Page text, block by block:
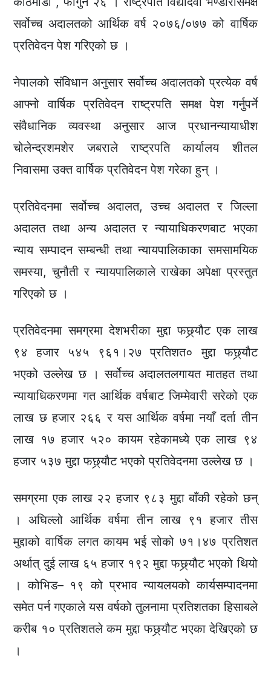
सर्वोच्च अदालतको आर्थिक वर्ष २०७६/०७७ को वार्षिक
प्रतिवेदन पेश गरिएको छ ।
नेपालको संविधान अनुसार सर्वोच्च अदालतको प्रत्येक वर्ष
आफ्नो वार्षिक प्रतिवेदन राष्ट्रपति समक्ष पेश गर्नुपर्ने
संवैधानिक व्यवस्था अनुसार आज प्रधानन्यायाधीश
चोलेन्द्रशमशेर जबराले राष्ट्रपति कार्यालय शीतल
निवासमा उक्त वार्षिक प्रतिवेदन पेश गरेका हुन् ।
प्रतिवेदनमा सर्वोच्च अदालत, उच्च अदालत र जिल्ला
अदालत तथा अन्य अदालत र न्यायाधिकरणबाट भएका
न्याय सम्पादन सम्बन्धी तथा न्यायपालिकाका समसामयिक
समस्या, चुनौती र न्यायपालिकाले राखेका अपेक्षा प्रस्तुत
गरिएको छ ।
प्रतिवेदनमा समग्रमा देशभरीका मुद्दा फछ्र्यौट एक लाख
९४ हजार ५४५ ९६१।२७ प्रतिशत० मुद्दा फछ्र्यौट
भएको उल्लेख छ । सर्वोच्च अदालतलगायत मातहत तथा
न्यायाधिकरणमा गत आर्थिक वर्षबाट जिम्मेवारी सरेको एक
लाख छ हजार २६६ र यस आर्थिक वर्षमा नयाँ दर्ता तीन
लाख १७ हजार ५२० कायम रहेकामध्ये एक लाख ९४
हजार ५३७ मुद्दा फछ्र्यौट भएको प्रतिवेदनमा उल्लेख छ ।
समग्रमा एक लाख २२ हजार ९८३ मुद्दा बाँकी रहेको छन्
। अघिल्लो आर्थिक वर्षमा तीन लाख ९१ हजार तीस
मुद्दाको वार्षिक लगत कायम भई सोको ७१।४७ प्रतिशत
अर्थात् दुई लाख ६५ हजार १९२ मुद्दा फछ्र्यौट भएको थियो
। कोभिड– १९ को प्रभाव न्यायलयको कार्यसम्पादनमा
समेत पर्न गएकाले यस वर्षको तुलनामा प्रतिशतका हिसाबले
करीब १० प्रतिशतले कम मुद्दा फछ्र्यौट भएका देखिएको छ
।